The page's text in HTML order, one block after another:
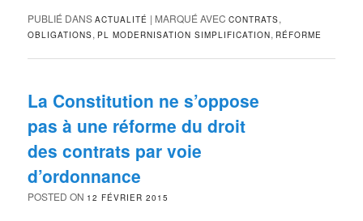
PUBLIÉ DANS ACTUALITÉ | MARQUÉ AVEC CONTRATS,
OBLIGATIONS, PL MODERNISATION SIMPLIFICATION, RÉFORME
La Constitution ne s’oppose
pas à une réforme du droit
des contrats par voie
d’ordonnance
POSTED ON 12 FÉVRIER 2015